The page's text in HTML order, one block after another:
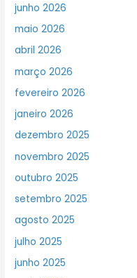
junho 2026
maio 2026
abril 2026
março 2026
fevereiro 2026
janeiro 2026
dezembro 2025
novembro 2025
outubro 2025
setembro 2025
agosto 2025
julho 2025
junho 2025